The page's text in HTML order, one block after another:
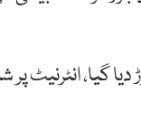
گیا، انٹرنیٹ پر